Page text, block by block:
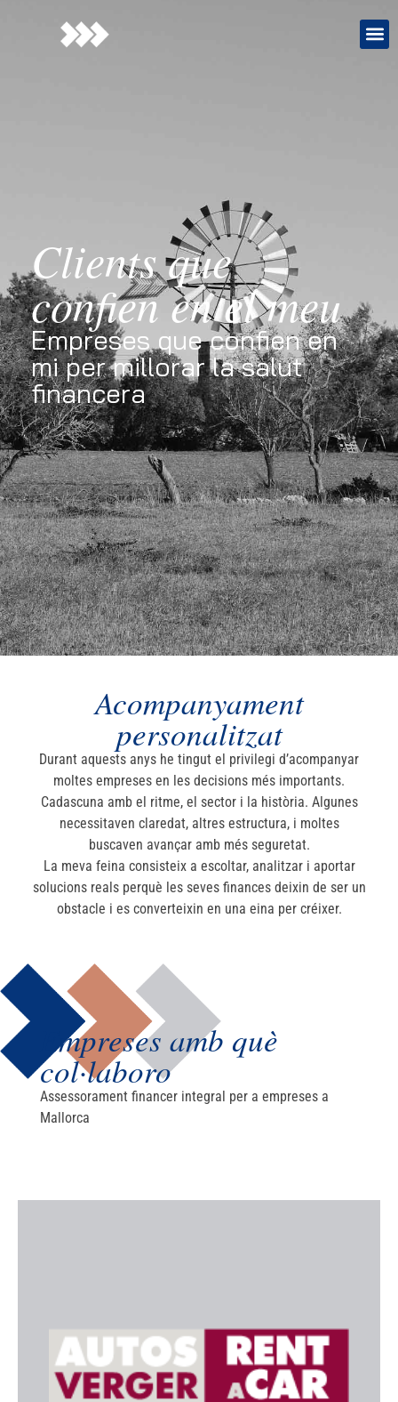
Clients que
confien en el meu
Empreses que confien en
mi per millorar la salut
financera
Acompanyament
personalitzat
Durant aquests anys he tingut el privilegi d’acompanyar
moltes empreses en les decisions més importants.
Cadascuna amb el ritme, el sector i la història. Algunes
necessitaven claredat, altres estructura, i moltes
buscaven avançar amb més seguretat.
La meva feina consisteix a escoltar, analitzar i aportar
solucions reals perquè les seves finances deixin de ser un
obstacle i es converteixin en una eina per créixer.
Empreses amb què
col·laboro
Assessorament financer integral per a empreses a
Mallorca
Empresa familiar amb més de 60 anys de trajectòria
al lloguer de cotxes a Mallorca, especialitzada en
un tracte proper, preus transparents i sense